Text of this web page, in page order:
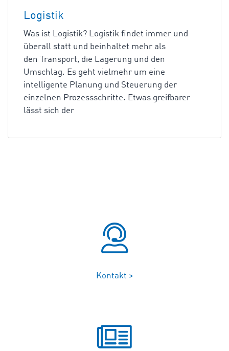
Logistik
Was ist Logistik? Logistik findet immer und
überall statt und beinhaltet mehr als
den Transport, die Lagerung und den
Umschlag. Es geht vielmehr um eine
intelligente Planung und Steuerung der
einzelnen Prozessschritte. Etwas greifbarer
lässt sich der
Kontakt >